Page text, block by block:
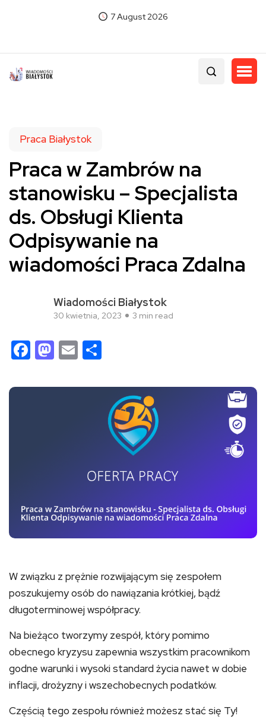
7 August 2026
Praca Białystok
Praca w Zambrów na
stanowisku – Specjalista
ds. Obsługi Klienta
Odpisywanie na
wiadomości Praca Zdalna
Wiadomości Białystok
30 kwietnia, 2023 3 min read
Facebook
Mastodon
Email
W związku z prężnie rozwijającym się zespołem
poszukujemy osób do nawiązania krótkiej, bądź
długoterminowej współpracy.
Na bieżąco tworzymy zespół, który pomimo
obecnego kryzysu zapewnia wszystkim pracownikom
godne warunki i wysoki standard życia nawet w dobie
inflacji, drożyzny i wszechobecnych podatków.
Częścią tego zespołu również możesz stać się Ty!